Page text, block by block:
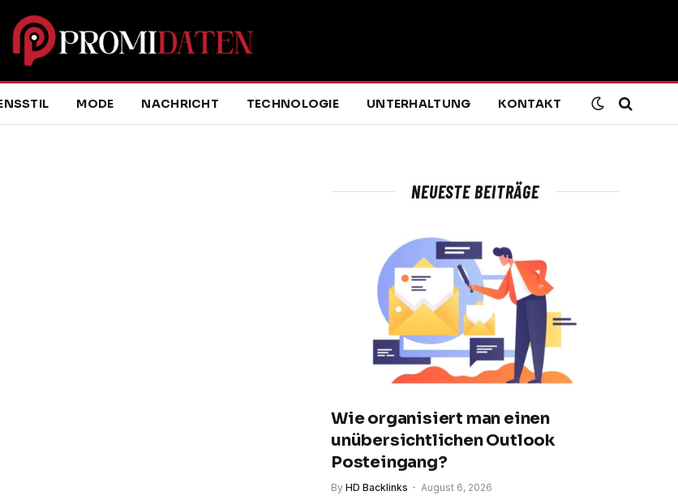
MODE NACHRICHT TECHNOLOGIE UNTERHALTUNG KONTAKT
NEUESTE BEITRÄGE
Wie organisiert man einen
unübersichtlichen Outlook
Posteingang?
By HD Backlinks August 6, 2026